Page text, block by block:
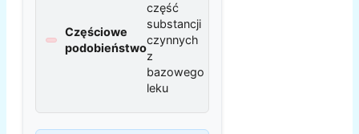
Częściowe
podobieństwo
część
substancji
czynnych
z
bazowego
leku